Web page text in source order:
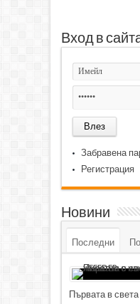
Вход в
Забравена
Регистрация
Новини
Последни
Първата в